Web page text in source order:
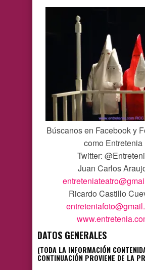
Búscanos en Facebook y
como Entretenia
Twitter:
Juan Carlos
Ricardo Castillo
DATOS GENERALES
(TODA LA INFORMACIÓN
CONTINUACIÓN PROVIENE DE LA